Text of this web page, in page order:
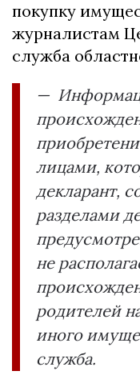
покупку
журналистам
служба
—
лицами,
декларант,
разделами
не
родителей
иного
служба.